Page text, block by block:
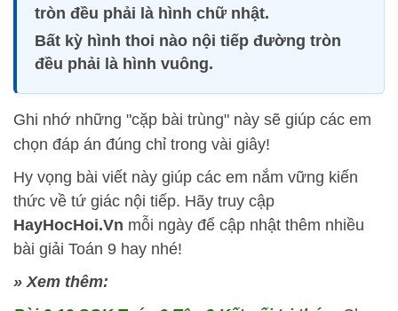
tròn đều phải là hình chữ nhật.
Bất kỳ hình thoi nào nội tiếp đường tròn
đều phải là hình vuông.
Ghi nhớ những "cặp bài trùng" này sẽ giúp các em
chọn đáp án đúng chỉ trong vài giây!
Hy vọng bài viết này giúp các em nắm vững kiến
thức về tứ giác nội tiếp. Hãy truy cập
HayHocHoi.Vn mỗi ngày để cập nhật thêm nhiều
bài giải Toán 9 hay nhé!
» Xem thêm: